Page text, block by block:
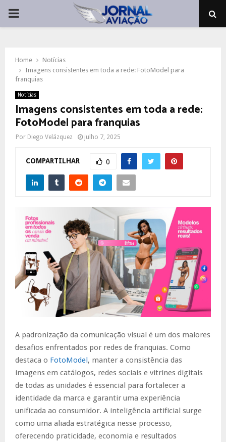
PRIMARY
Home
Notícias
Imagens consistentes em toda a rede: FotoModel para
franquias
Notícias
Imagens consistentes em toda a rede:
FotoModel para franquias
Por Diego Velázquez julho 7, 2025
COMPARTILHAR 0
A padronização da comunicação visual é um dos maiores
desafios enfrentados por redes de franquias. Como
destaca o FotoModel, manter a consistência das
imagens em catálogos, redes sociais e vitrines digitais
de todas as unidades é essencial para fortalecer a
identidade da marca e garantir uma experiência
unificada ao consumidor. A inteligência artificial surge
como uma aliada estratégica nesse processo,
oferecendo praticidade, economia e resultados